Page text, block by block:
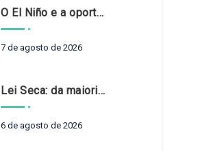
O El Niño e a oportunidade de fortalecer o controle externo das políticas climáticas
7 de agosto de 2026
Lei Seca: da maioridade à maturidade
6 de agosto de 2026